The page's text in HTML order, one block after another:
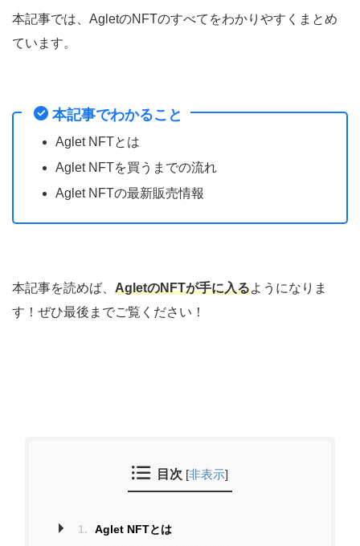
本記事では、AgletのNFTのすべてをわかりやすくまとめ
ています。
本記事でわかること
Aglet NFTとは
Aglet NFTを買うまでの流れ
Aglet NFTの最新販売情報
本記事を読めば、 AgletのNFTが手に入るようになりま
す！ぜひ最後までご覧ください！
目次 [非表示]
1. Aglet NFTとは